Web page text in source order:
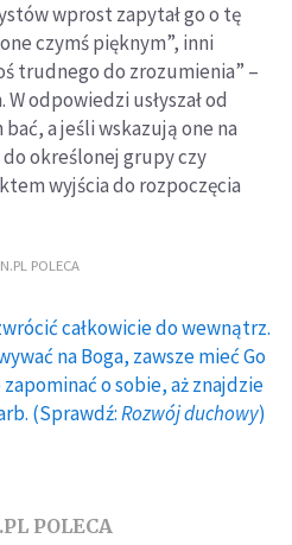
wprost zapytał go o tę
czymś pięknym”, inni
trudnego do zrozumienia” –
W odpowiedzi usłyszał od
a jeśli wskazują one na
określonej grupy czy
wyjścia do rozpoczęcia
POLECA
całkowicie do wewnątrz.
na Boga, zawsze mieć Go
o sobie, aż znajdzie
(Sprawdź:Rozwój duchowy)
POLECA